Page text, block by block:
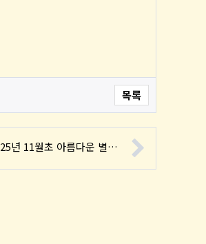
목록
25년 11월초 아름다운 별…